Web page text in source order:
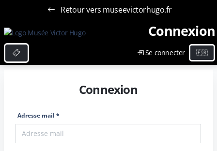
Retour vers museevictorhugo.fr
Connexion
Se connecter
Connexion
Adresse mail *